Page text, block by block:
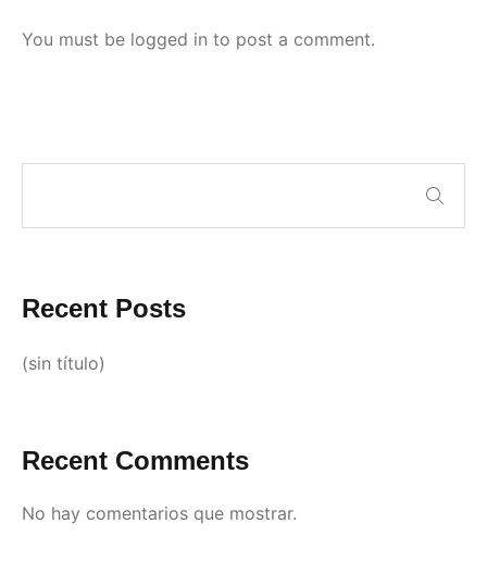
Recent Posts
(sin título)
Recent Comments
No hay comentarios que mostrar.
You must be logged in to post a comment.